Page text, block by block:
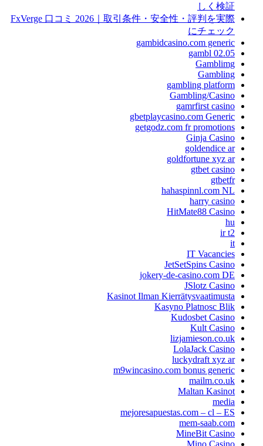
しく検証
FxVerge 口コミ 2026｜取引条件・安全性・評判を実際
にチェック
gambidcasino.com generic
gambl 02.05
Gamblimg
Gambling
gambling platform
Gambling/Casino
gamrfirst casino
gbetplaycasino.com Generic
getgodz.com fr promotions
Ginja Casino
goldendice ar
goldfortune xyz ar
gtbet casino
gtbetfr
hahaspinnl.com NL
harry casino
HitMate88 Casino
hu
ir t2
it
IT Vacancies
JetSetSpins Casino
jokery-de-casino.com DE
JSlotz Casino
Kasinot Ilman Kierrätysvaatimusta
Kasyno Platnosc Blik
Kudosbet Casino
Kult Casino
lizjamieson.co.uk
LolaJack Casino
luckydraft xyz ar
m9wincasino.com bonus generic
mailm.co.uk
Maltan Kasinot
media
mejoresapuestas.com – cl – ES
mem-saab.com
MineBit Casino